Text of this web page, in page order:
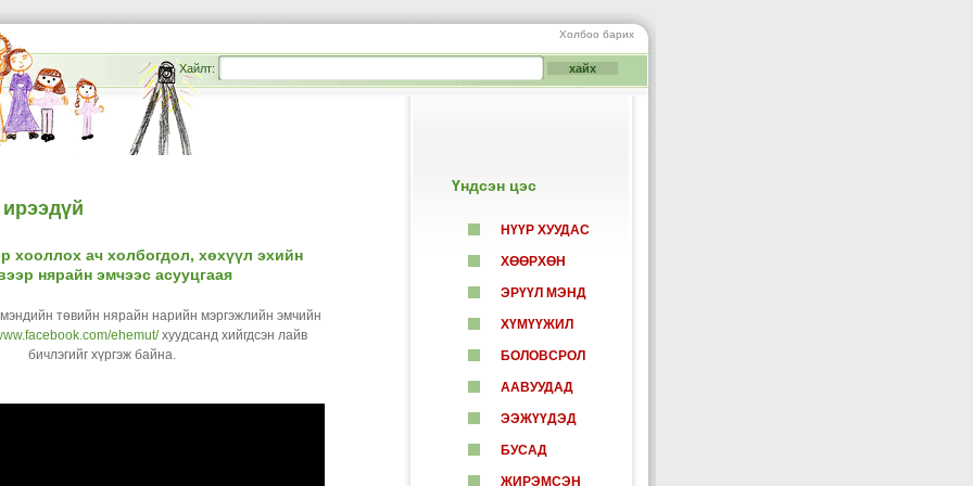
Холбоо барих
Хайлт:
Үндсэн цэс
НҮҮР ХУУДАС
ХӨӨРХӨН
ЭРҮҮЛ МЭНД
ХҮМҮҮЖИЛ
БОЛОВСРОЛ
ААВУУДАД
ЭЭЖҮҮДЭД
БУСАД
ЖИРЭМСЭН
хооллох ач холбогдол, хөхүүл эхийн
нярайн эмчээс асууцгаая
төвийн нярайн нарийн мэргэжлийн эмчийн
ehemut/хуудсанд хийгдсэн лайв
бичлэгийг хүргэж байна.